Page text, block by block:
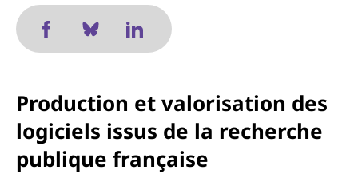
Production et valorisation des
logiciels issus de la recherche
publique française